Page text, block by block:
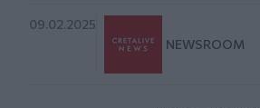
09.02.2025
NEWSROOM